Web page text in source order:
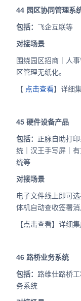
44 园区协同管理系
包括： 飞企互联等
对接场景
围绕园区招商｜人
区管理无纸化。
【 点击查看】详细
45 硬件设备产品
包括： 正脉自助打
统｜汉王手写屏｜
统等
对接场景
电子文件线上即可
体机自动查收签署消
【点击查看】详细
46 路桥业务系统
包括： 路维仕路桥
务系统